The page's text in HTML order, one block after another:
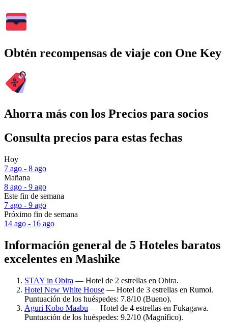
Obtén recompensas de viaje con One Key
Ahorra más con los Precios para socios
Consulta precios para estas fechas
Hoy
7 ago - 8 ago
Mañana
8 ago - 9 ago
Este fin de semana
7 ago - 9 ago
Próximo fin de semana
14 ago - 16 ago
Información general de 5 Hoteles baratos
excelentes en Mashike
STAY in Obira — Hotel de 2 estrellas en Obira.
Hotel New White House — Hotel de 3 estrellas en Rumoi.
Puntuación de los huéspedes: 7.8/10 (Bueno).
Aguri Kobo Maabu — Hotel de 4 estrellas en Fukagawa.
Puntuación de los huéspedes: 9.2/10 (Magnífico).